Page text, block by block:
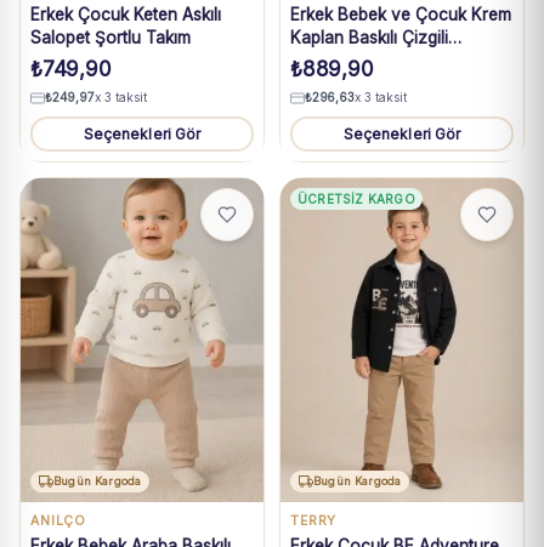
Erkek Çocuk Keten Askılı
Salopet Şortlu Takım
₺749,90
₺249,97x 3 taksit
Seçenekleri Gör
Erkek Bebek ve Çocuk Krem
Kaplan Baskılı Çizgili
Pantolonlu Takım 2-7 Yaş
₺889,90
₺296,63x 3 taksit
Seçenekleri Gör
Bugün Kargoda
ANILÇO
ÜCRETSIZ KARGO
Bugün Kargoda
TERRY